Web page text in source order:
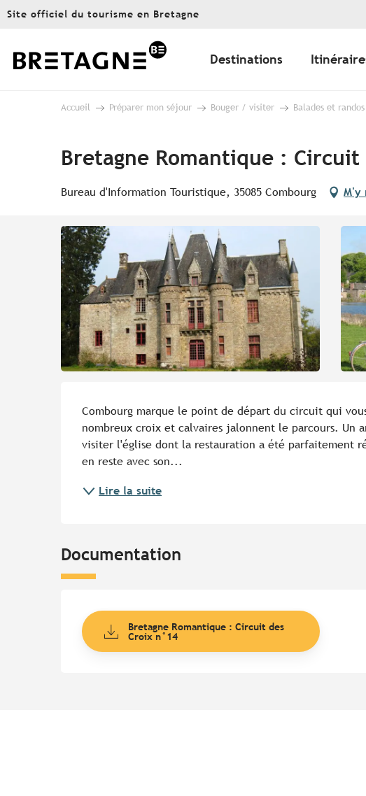
Aller
principal
Site officiel du tourisme en Bretagne
Destinations
Accueil Préparer mon séjour Bouger / visiter Balades et randos
Bretagne Romantique :
Bureau d'Information Touristique, 35085 Combourg M'y
Combourg marque le point de départ du circuit qui
nombreux croix et calvaires jalonnent le parcours. Un
visiter l'église dont la restauration a été parfaitement
en reste avec son...
Lire la suite
Documentation
Bretagne Romantique : Circuit des
Croix n°14